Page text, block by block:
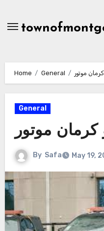
content
Home General موتور
General
کرمان موتور
By Safa May 19,